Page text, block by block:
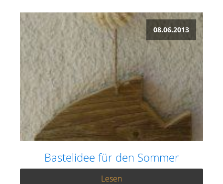
08.06.2013
Bastelidee für den Sommer
Lesen